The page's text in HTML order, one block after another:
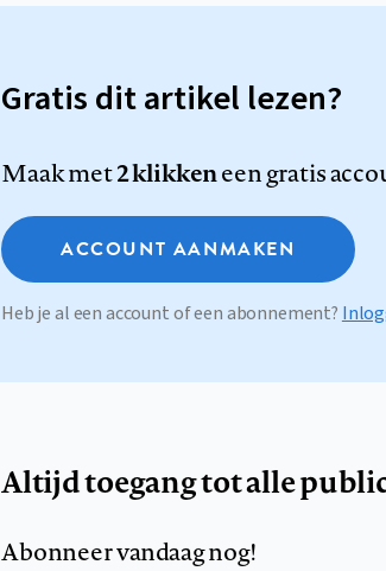
Gratis dit artikel lezen?
Maak met2 klikkeneen gratis
ACCOUNT AANMAKEN
Heb je al een account of een abonnement?
Altijd toegang tot alle
Abonneer vandaag nog!